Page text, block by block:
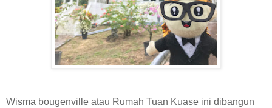
Wisma bougenville atau Rumah Tuan Kuase ini dibangun